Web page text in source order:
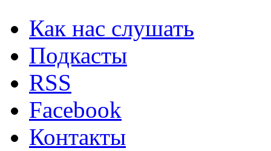
Как нас слушать
Подкасты
RSS
Facebook
Контакты